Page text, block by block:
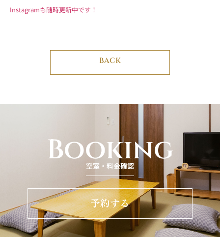
Instagramも随時更新中です！
BACK
Booking
空室・料金確認
予約する